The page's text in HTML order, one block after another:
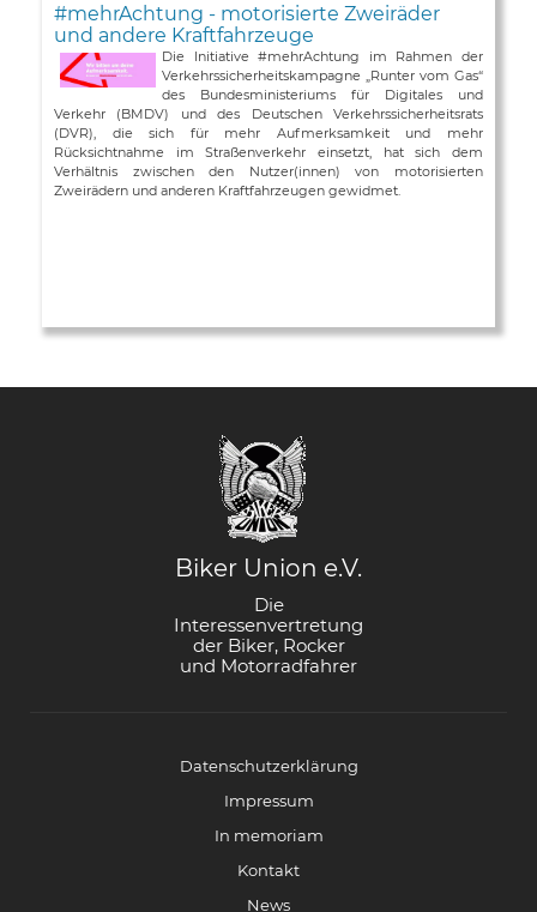
#mehrAchtung - motorisierte Zweiräder
und andere Kraftfahrzeuge
Die Initiative #mehrAchtung im Rahmen der
Verkehrssicherheitskampagne „Runter vom Gas“
des Bundesministeriums für Digitales und
Verkehr (BMDV) und des Deutschen Verkehrssicherheitsrats
(DVR), die sich für mehr Aufmerksamkeit und mehr
Rücksichtnahme im Straßenverkehr einsetzt, hat sich dem
Verhältnis zwischen den Nutzer(innen) von motorisierten
Zweirädern und anderen Kraftfahrzeugen gewidmet.
Biker Union e.V.
Die
Interessenvertretung
der Biker, Rocker
und Motorradfahrer
Datenschutzerklärung
Impressum
In memoriam
Kontakt
News